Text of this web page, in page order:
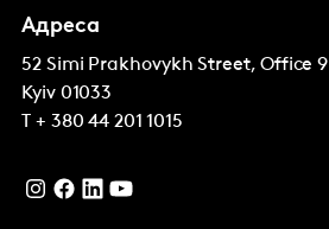
Адреса
52 Simi Prakhovykh Street, Office 9
Kyiv 01033
+ 380 44 201 1015